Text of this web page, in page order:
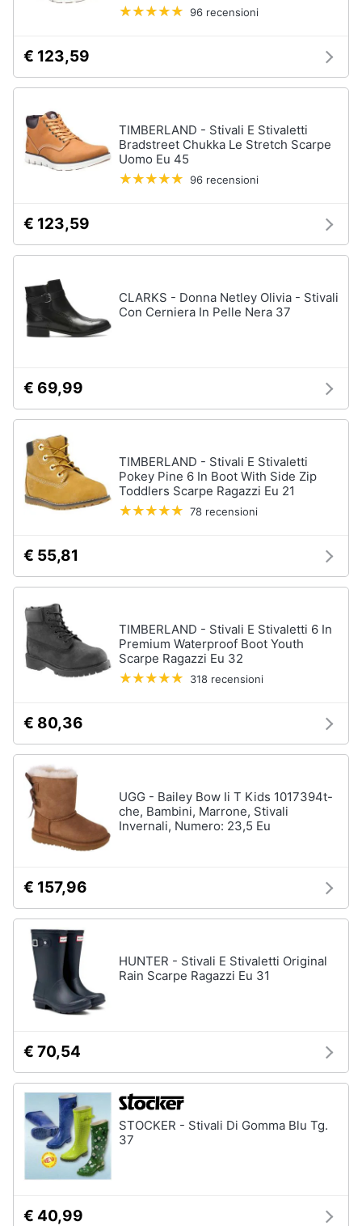
96 recensioni
€ 123,59
TIMBERLAND - Stivali E Stivaletti
Bradstreet Chukka Le Stretch Scarpe
Uomo Eu 45
96 recensioni
€ 123,59
CLARKS - Donna Netley Olivia - Stivali
Con Cerniera In Pelle Nera 37
€ 69,99
TIMBERLAND - Stivali E Stivaletti
Pokey Pine 6 In Boot With Side Zip
Toddlers Scarpe Ragazzi Eu 21
78 recensioni
€ 55,81
TIMBERLAND - Stivali E Stivaletti 6 In
Premium Waterproof Boot Youth
Scarpe Ragazzi Eu 32
318 recensioni
€ 80,36
UGG - Bailey Bow Ii T Kids 1017394t-
che, Bambini, Marrone, Stivali
Invernali, Numero: 23,5 Eu
€ 157,96
HUNTER - Stivali E Stivaletti Original
Rain Scarpe Ragazzi Eu 31
€ 70,54
STOCKER - Stivali Di Gomma Blu Tg.
37
€ 40,99